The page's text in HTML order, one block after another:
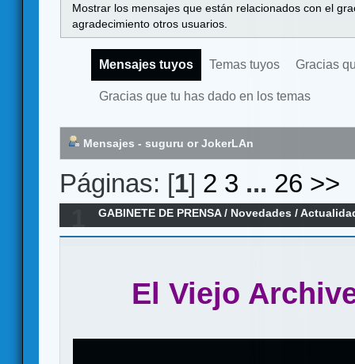
Mostrar los mensajes que están relacionados con el
agradecimiento otros usuarios.
Mensajes tuyos Temas tuyos Gracias
Gracias que tu has dado en los temas
Mensajes - suguru or JokerLAn
Páginas: [1] 2 3 ... 26 >>
GABINETE DE PRENSA/ Novedades /
Vida Y Milagros
El Viejo